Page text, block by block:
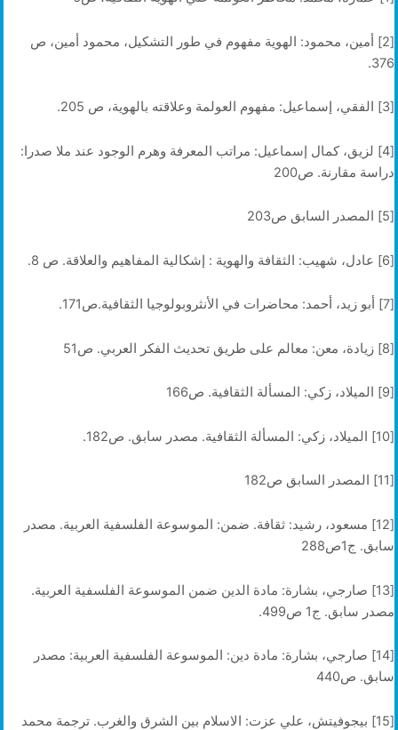
[2] أمين، محمود: الهوية مفهوم في طور التشكيل، محمود أمين، ص
376.
[3] الفقي، إسماعيل: مفهوم العولمة وعلاقته بالهوية، ص 205.
[4] لزيق، كمال إسماعيل: مراتب المعرفة وهرم الوجود عند ملا صدرا:
دراسة مقارنة. ص200
[5] المصدر السابق ص203
[6] عادل، شهيب: الثقافة والهوية : إشكالية المفاهيم والعلاقة. ص 8.
[7] أبو زيد، أحمد: محاضرات في الأنثروبولوجيا الثقافية.ص171.
[8] زيادة، معن: معالم على طريق تحديث الفكر العربي. ص51
[9] الميلاد، زكي: المسألة الثقافية. ص166
[10] الميلاد، زكي: المسألة الثقافية. مصدر سابق. ص182.
[11] المصدر السابق ص182
[12] مسعود، رشيد: ثقافة. ضمن: الموسوعة الفلسفية العربية. مصدر
سابق. ج1ص288
[13] صارجي، بشارة: مادة الدين ضمن الموسوعة الفلسفية العربية.
مصدر سابق. ج1 ص499.
[14] صارجي، بشارة: مادة دين: الموسوعة الفلسفية العربية: مصدر
سابق. ص440
[15] بيجوفيتش، علي عزت: الاسلام بين الشرق والغرب. ترجمة محمد